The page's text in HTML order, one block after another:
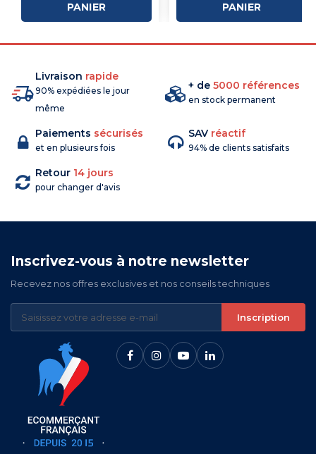
PANIER
PANIER
Livraison rapide
90% expédiées le jour
même
+ de 5000 références
en stock permanent
Paiements sécurisés
et en plusieurs fois
SAV réactif
94% de clients satisfaits
Retour 14 jours
pour changer d'avis
Inscrivez-vous à notre newsletter
Recevez nos offres exclusives et nos conseils techniques
Inscription